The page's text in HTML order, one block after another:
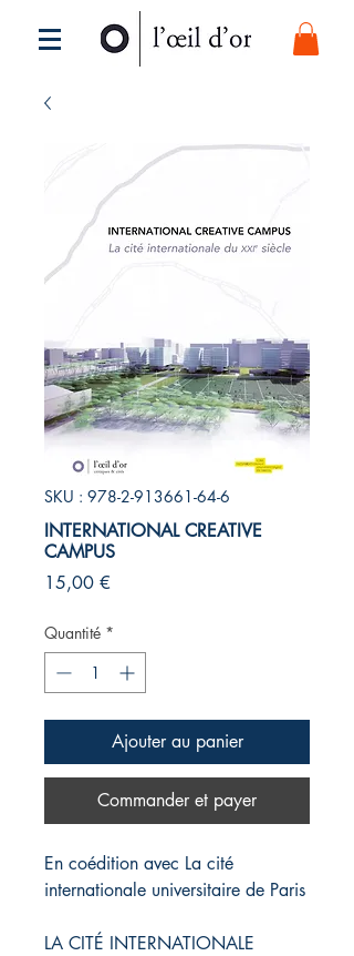
SKU : 978-2-913661-64-6
INTERNATIONAL CREATIVE
CAMPUS
15,00 €
Quantité *
Ajouter au panier
Commander et payer
En coédition avec La cité
internationale universitaire de Paris
LA CITÉ INTERNATIONALE